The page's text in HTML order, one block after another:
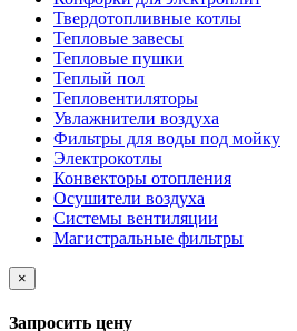
Твердотопливные котлы
Тепловые завесы
Тепловые пушки
Теплый пол
Тепловентиляторы
Увлажнители воздуха
Фильтры для воды под мойку
Электрокотлы
Конвекторы отопления
Осушители воздуха
Системы вентиляции
Магистральные фильтры
×
Запросить цену